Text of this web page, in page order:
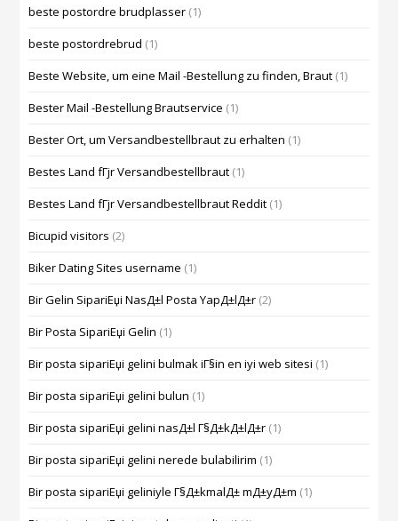
beste postordre brudplasser (1)
beste postordrebrud (1)
Beste Website, um eine Mail -Bestellung zu finden, Braut (1)
Bester Mail -Bestellung Brautservice (1)
Bester Ort, um Versandbestellbraut zu erhalten (1)
Bestes Land fГјr Versandbestellbraut (1)
Bestes Land fГјr Versandbestellbraut Reddit (1)
Bicupid visitors (2)
Biker Dating Sites username (1)
Bir Gelin SipariЕџi NasД±l Posta YapД±lД±r (2)
Bir Posta SipariЕџi Gelin (1)
Bir posta sipariЕџi gelini bulmak iГ§in en iyi web sitesi (1)
Bir posta sipariЕџi gelini bulun (1)
Bir posta sipariЕџi gelini nasД±l Г§Д±kД±lД±r (1)
Bir posta sipariЕџi gelini nerede bulabilirim (1)
Bir posta sipariЕџi geliniyle Г§Д±kmalД± mД±yД±m (1)